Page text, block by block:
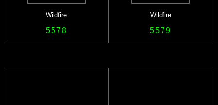
Wildfire Wildfire
5578 5579